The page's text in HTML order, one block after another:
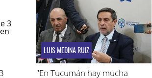
LUIS MEDINA RUIZ
"En Tucumán hay mucha